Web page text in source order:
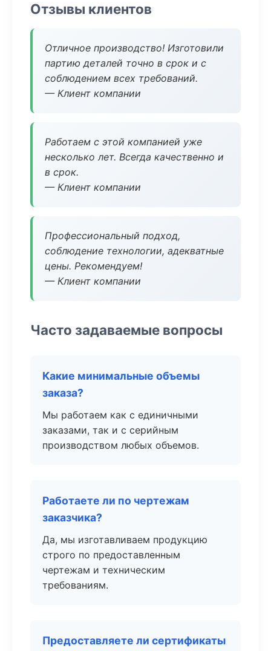
Отзывы клиентов
Отличное производство! Изготовили
партию деталей точно в срок и с
соблюдением всех требований.
— Клиент компании
Работаем с этой компанией уже
несколько лет. Всегда качественно и
в срок.
— Клиент компании
Профессиональный подход,
соблюдение технологии, адекватные
цены. Рекомендуем!
— Клиент компании
Часто задаваемые вопросы
Какие минимальные объемы
заказа?
Мы работаем как с единичными
заказами, так и с серийным
производством любых объемов.
Работаете ли по чертежам
заказчика?
Да, мы изготавливаем продукцию
строго по предоставленным
чертежам и техническим
требованиям.
Предоставляете ли сертификаты